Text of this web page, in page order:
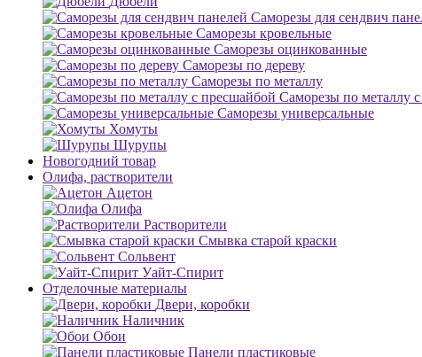
Саморезы для сендвич
Саморезы кровельные
Саморезы оцинкованные
Саморезы по дереву
Саморезы по металлу
Саморезы по металлу
Саморезы универсальные
Хомуты
Шурупы
Новогодний товар
Олифа, растворители
Ацетон
Олифа
Растворители
Смывка старой краски
Сольвент
Уайт-Спирит
Отделочные материалы
Двери, коробки
Наличник
Обои
Панели пластиковые